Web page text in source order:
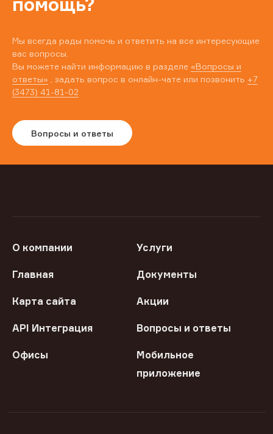
помощь?
Мы всегда рады помочь и ответить на все интересующие
вас вопросы.
Вы можете найти информацию в разделе «Вопросы и
ответы» , задать вопрос в онлайн-чате или позвонить +7
(3473) 41-81-02
Вопросы и ответы
О компании Услуги
Главная Документы
Карта сайта Акции
API Интеграция Вопросы и ответы
Офисы
Мобильное
приложение